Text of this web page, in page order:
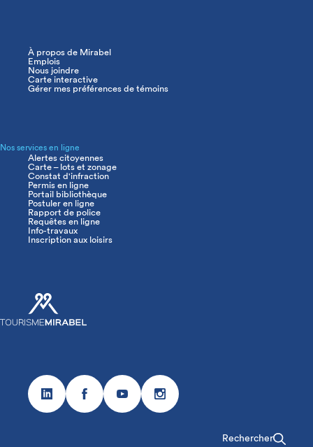
Rechercher
Navigation
principale
À propos de Mirabel
Emplois
Nous joindre
Carte interactive
Gérer mes préférences de témoins
Nos services en ligne
Alertes citoyennes
Carte – lots et zonage
Constat d'infraction
Permis en ligne
Portail bibliothèque
Postuler en ligne
Rapport de police
Requêtes en ligne
Info-travaux
Inscription aux loisirs